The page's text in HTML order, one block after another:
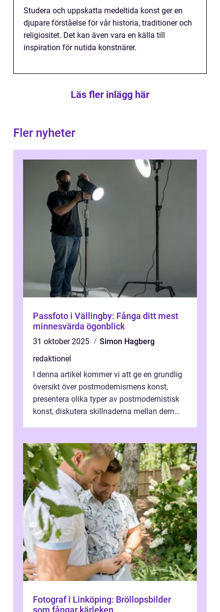
Studera och uppskatta medeltida konst ger en
djupare förståelse för vår historia, traditioner och
religiositet. Det kan även vara en källa till
inspiration för nutida konstnärer.
Läs fler inlägg här
Fler nyheter
Passfoto i Vällingby: Fånga ditt mest
minnesvärda ögonblick
31 oktober 2025
Simon Hagberg
redaktionel
I denna artikel kommer vi att ge en grundlig
översikt över postmodernismens konst,
presentera olika typer av postmodernistisk
konst, diskutera skillnaderna mellan dem
Fotograf i Linköping: Bröllopsbilder
som fångar kärleken